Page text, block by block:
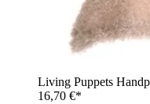
Living Puppets
16,70 €*